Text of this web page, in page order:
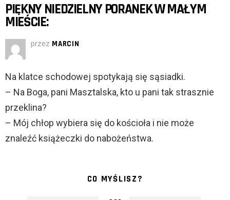
PIĘKNY NIEDZIELNY PORANEK W MAŁYM
MIEŚCIE:
przez MARCIN
Na klatce schodowej spotykają się sąsiadki.
– Na Boga, pani Masztalska, kto u pani tak strasznie
przeklina?
– Mój chłop wybiera się do kościoła i nie może
znaleźć książeczki do nabożeństwa.
CO MYŚLISZ?